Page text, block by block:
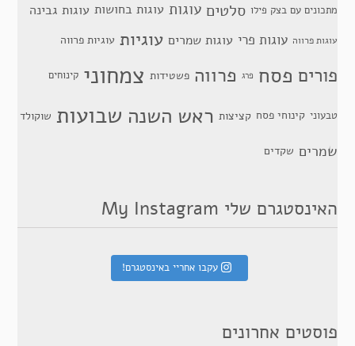
מתכונים עם בצק פילו סלטים עוגות עוגות בחושות עוגות גבינה
עוגות פרווה עוגות פרי עוגות שמרים עוגיות עוגיות פרווה
פורים פסח פרג פרווה פשטידות צמחוני קינוחים
טבעוני קינוחי פסח קציצות ראש השנה שבועות שוקולד
שמרים שקדים
האינסטגרם שלי My Instagram
עקבו אחריי באינסטגרם!
פוסטים אחרונים